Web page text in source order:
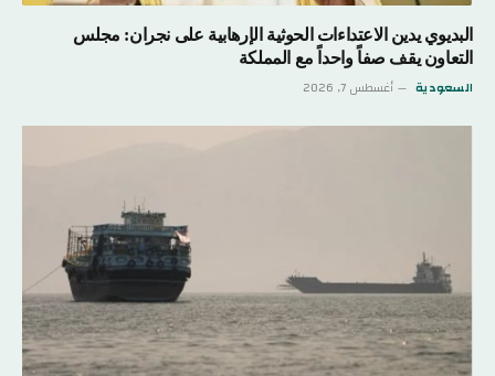
البديوي يدين الاعتداءات الحوثية الإرهابية على نجران: مجلس
التعاون يقف صفاً واحداً مع المملكة
السعودية أغسطس 7, 2026